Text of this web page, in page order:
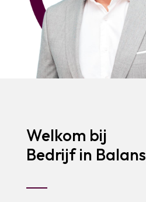
Welkom bij
Bedrijf in Balans